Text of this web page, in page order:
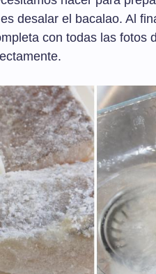
desalar el bacalao. Al
con todas las fotos